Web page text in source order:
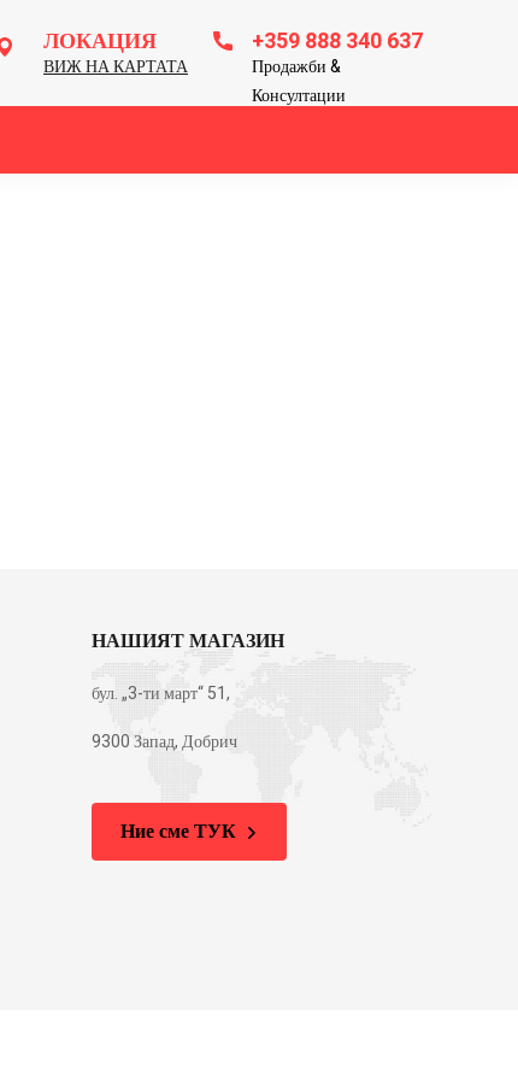
ЛОКАЦИЯ
ВИЖ НА КАРТАТА
+359 888 340 637
Продажби &
Консултации
НАШИЯТ МАГАЗИН
бул. „3-ти март“ 51,
9300 Запад, Добрич
Ние сме ТУК